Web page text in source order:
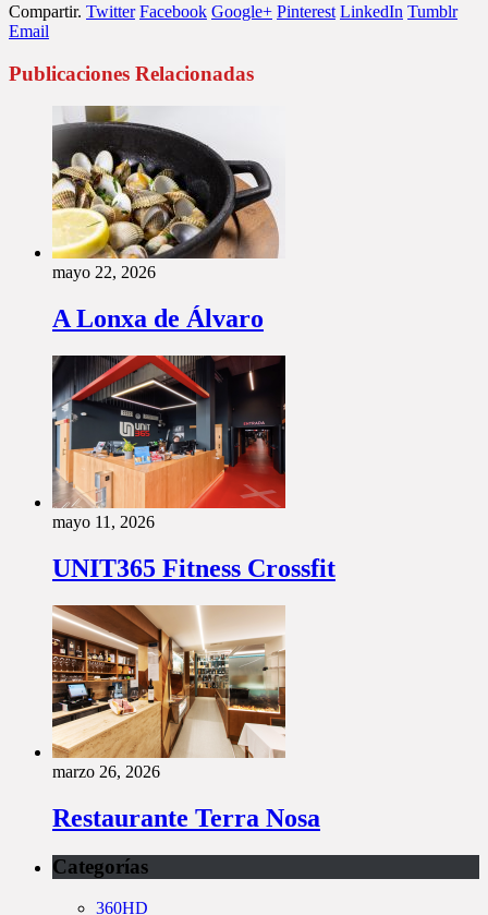
Compartir. Twitter Facebook Google+ Pinterest LinkedIn Tumblr
Email
Publicaciones Relacionadas
mayo 22, 2026
A Lonxa de Álvaro
mayo 11, 2026
UNIT365 Fitness Crossfit
marzo 26, 2026
Restaurante Terra Nosa
Categorías
360HD